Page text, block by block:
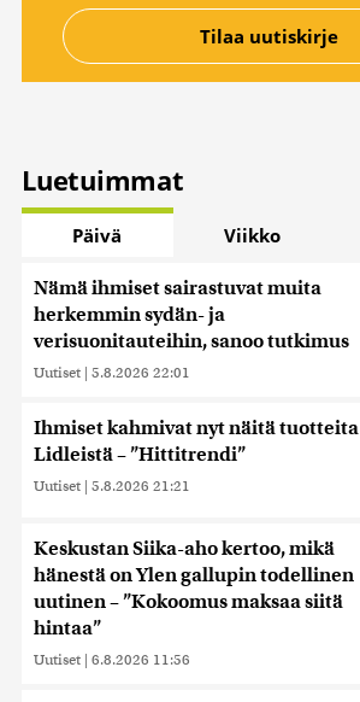
Luetuimmat
Päivä Viikko
Nämä ihmiset sairastuvat muita
herkemmin sydän- ja
verisuonitauteihin, sanoo tutkimus
Uutiset | 5.8.2026 22:01
Ihmiset kahmivat nyt näitä tuotteita
Lidleistä – ”Hittitrendi”
Uutiset | 5.8.2026 21:21
Keskustan Siika-aho kertoo, mikä
hänestä on Ylen gallupin todellinen
uutinen – ”Kokoomus maksaa siitä
hintaa”
Uutiset | 6.8.2026 11:56